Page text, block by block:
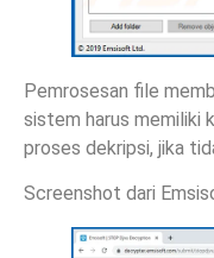
Pemrosesan file
sistem harus memiliki
proses dekripsi, jika
Screenshot dari